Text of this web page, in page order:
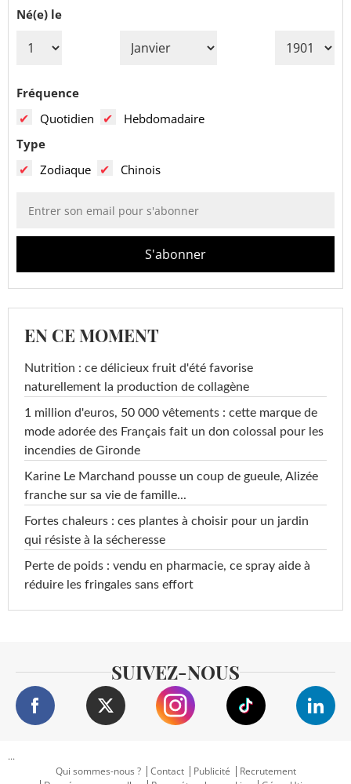
Né(e) le
Fréquence
Quotidien
Hebdomadaire
Type
Zodiaque
Chinois
EN CE MOMENT
Nutrition : ce délicieux fruit d'été favorise
naturellement la production de collagène
1 million d'euros, 50 000 vêtements : cette marque de
mode adorée des Français fait un don colossal pour les
incendies de Gironde
Karine Le Marchand pousse un coup de gueule, Alizée
franche sur sa vie de famille...
Fortes chaleurs : ces plantes à choisir pour un jardin
qui résiste à la sécheresse
Perte de poids : vendu en pharmacie, ce spray aide à
réduire les fringales sans effort
SUIVEZ-NOUS
...
Qui sommes-nous ?
Contact Publicité
Recrutement